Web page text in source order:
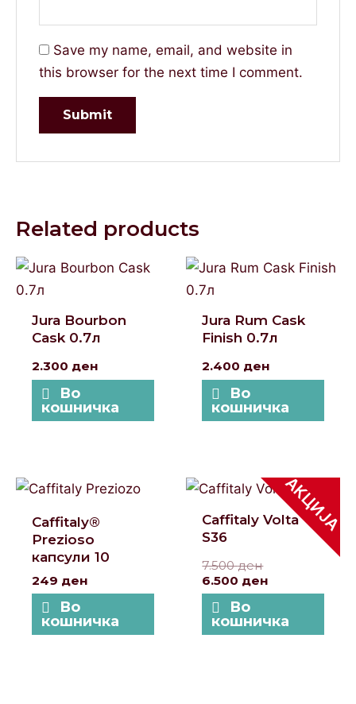
Save my name, email, and website in
this browser for the next time I comment.
Related products
Jura Bourbon
Cask 0.7л
2.300 ден
Во
кошничка
Jura Rum Cask
Finish 0.7л
2.400 ден
Во
кошничка
Caffitaly®
Prezioso
капсули 10
249 ден
Во
кошничка
Caffitaly Volta
S36
7.500ден
Original
price
was:
7.500 ден.
6.500 ден
Current
price
is:
6.500 ден.
Во
кошничка
АКЦИЈА